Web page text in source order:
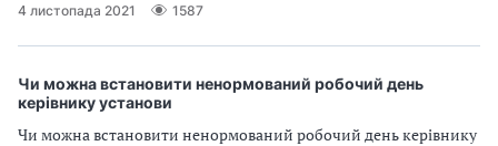
4 листопада 2021 1587
Чи можна встановити ненормований робочий день
керівнику установи
Чи можна встановити ненормований робочий день керівнику